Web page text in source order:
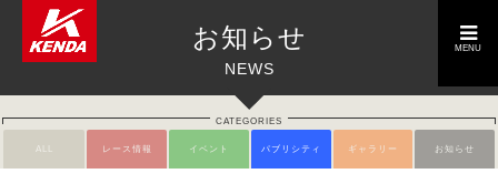
toggle
navigation
MENU
お知らせ
NEWS
CATEGORIES
ALL レース情報 イベント パブリシティ ギャラリー お知らせ